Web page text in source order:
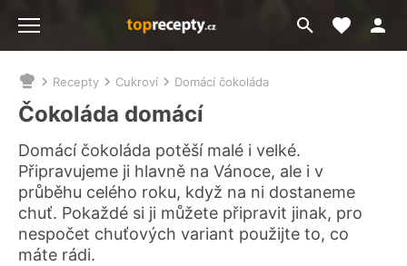
Přejít
na
Moje
Nacházíte
se
zde:
Recepty Cukroví Domácí čokoláda
Čokoláda domácí
Domácí čokoláda potěší malé i velké.
Připravujeme ji hlavně na Vánoce, ale i v
průběhu celého roku, když na ni dostaneme
chuť. Pokaždé si ji můžete připravit jinak, pro
nespočet chuťových variant použijte to, co
máte rádi.